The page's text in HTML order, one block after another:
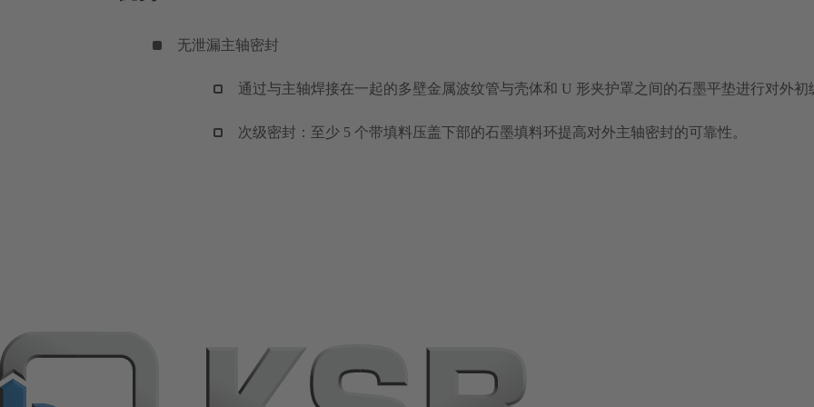
无泄漏主轴密封
通过与主轴焊接在一起的多壁金属波纹管与壳体和 U 形夹护罩之间的石墨平垫进行对外初
次级密封：至少 5 个带填料压盖下部的石墨填料环提高对外主轴密封的可靠性。